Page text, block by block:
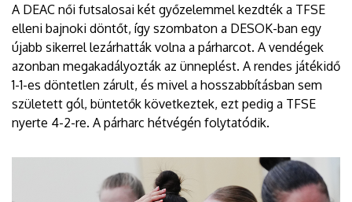
A DEAC női futsalosai két győzelemmel kezdték a TFSE
elleni bajnoki döntőt, így szombaton a DESOK-ban egy
újabb sikerrel lezárhatták volna a párharcot. A vendégek
azonban megakadályozták az ünneplést. A rendes játékidő
1-1-es döntetlen zárult, és mivel a hosszabbításban sem
született gól, büntetők következtek, ezt pedig a TFSE
nyerte 4-2-re. A párharc hétvégén folytatódik.